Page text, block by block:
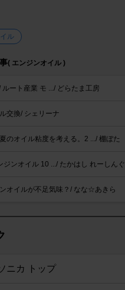
ル
( エンジンオイル )
ルート産業 モ .../ どらたま工房
交換/ シェリーナ
のオイル粘度を考える。2 .../ 棚ぼた
ジンオイル 10 .../ たかはし れーしんぐ
オイルが不足気味？/ なな☆あきら
ニカ トップ